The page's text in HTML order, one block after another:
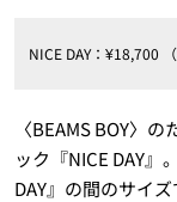
NICE DAY：¥18,700 （
〈BEAMS BOY〉
ック『NICE DAY』
DAY』の間のサイ